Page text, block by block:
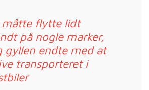
måtte flytte lidt
på nogle marker,
gyllen endte med at
transporteret i